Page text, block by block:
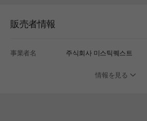
販売者情報
事業者名 주식회사 미스틱퀘스트
情報を見る